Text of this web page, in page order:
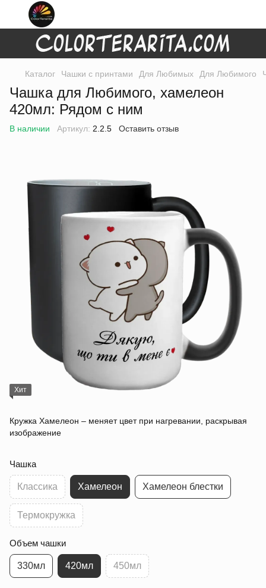
Каталог Чашки с принтами Для Любимых Для Любимого
Чашка для Любимого, хамелеон
420мл: Рядом с ним
В наличии Артикул: 2.2.5 Оставить отзыв
Хит
Кружка Хамелеон – меняет цвет при нагревании, раскрывая
изображение
Чашка
Классика Хамелеон Хамелеон блестки
Термокружка
Объем чашки
330мл 420мл 450мл